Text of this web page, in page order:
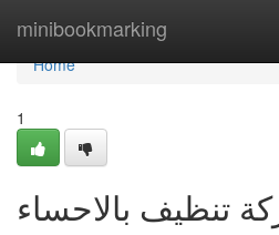
minibookmarking
Home
Home
1
تنظيف بالاحساء